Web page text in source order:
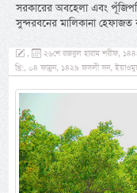
সরকারের অবহেলা এবং
সুন্দরবনের মালিকানা হেফাজত
,
২৬শে রজবুল হারাম শরীফ,
খ্রি:, ০৪ ফাল্গুন, ১৪২৯ ফসলী সন,